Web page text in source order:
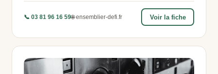
📞 03 81 96 16 59🌐 ensemblier-defi.fr Voir la fiche